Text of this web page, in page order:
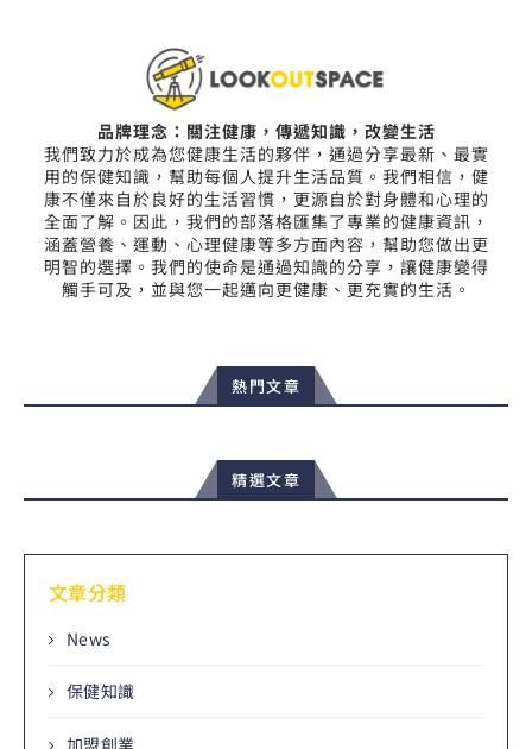
品牌理念：關注健康，傳遞知識，改變生活
我們致力於成為您健康生活的夥伴，通過分享最新、最實
用的保健知識，幫助每個人提升生活品質。我們相信，健
康不僅來自於良好的生活習慣，更源自於對身體和心理的
全面了解。因此，我們的部落格匯集了專業的健康資訊，
涵蓋營養、運動、心理健康等多方面內容，幫助您做出更
明智的選擇。我們的使命是通過知識的分享，讓健康變得
觸手可及，並與您一起邁向更健康、更充實的生活。
熱門文章
精選文章
文章分類
News
保健知識
加盟創業